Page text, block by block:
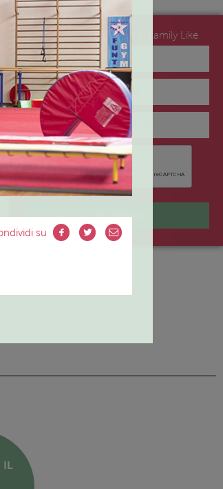
su
IL
Iscriviti alla newsletter di Family Like
ISCRIVIMI